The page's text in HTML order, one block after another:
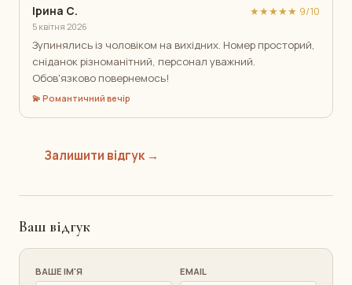
Ірина С.
5 квітня 2026
★★★★★ 9/10
Зупинялись із чоловіком на вихідних. Номер просторий,
сніданок різноманітний, персонал уважний.
Обов'язково повернемось!
💫 Романтичний вечір
Залишити відгук →
Ваш відгук
ВАШЕ ІМ'Я EMAIL